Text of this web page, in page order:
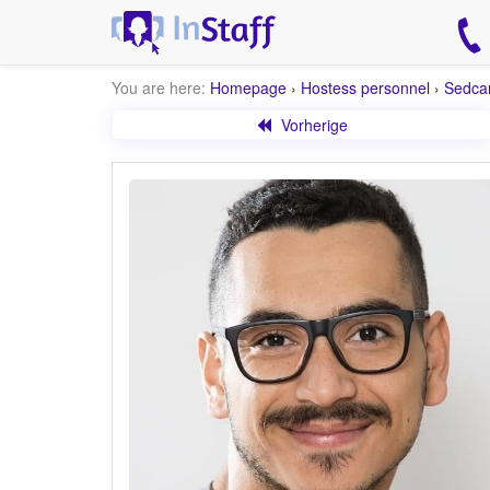
You are here: Homepage › Hostess personnel ›
Vorherige